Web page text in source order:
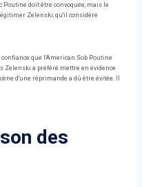
doit être convoquée, mais le
Zelenski, qu'il considère
que l'American Sob Poutine
Zelenski a préféré mettre en évidence
d'une réprimande a dû être évitée. Il
des